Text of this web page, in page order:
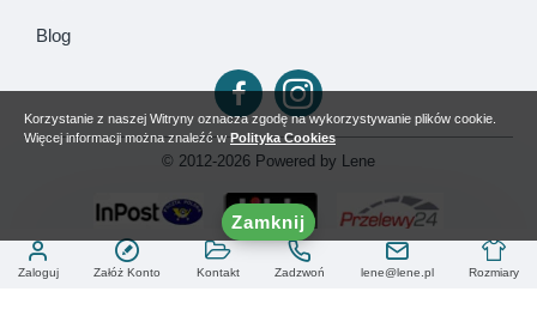
Blog
© 2012-2026 Powered by Lene
Zaloguj Załóż Konto Kontakt Zadzwoń lene@lene.pl Rozmiary
Zamknij
Korzystanie z naszej Witryny oznacza zgodę na wykorzystywanie plików cookie.
Więcej informacji można znaleźć wPolityka Cookies